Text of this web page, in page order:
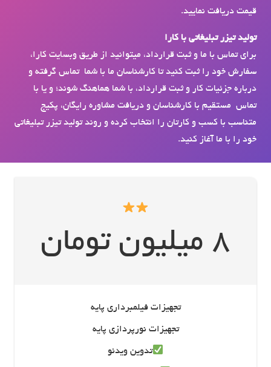
قیمت دریافت نمایید.
تولید تیزر تبلیغاتی با کارا
برای تماس با ما و ثبت قرارداد، می­توانید از طریق وبسایت کارا،
سفارش خود را ثبت کنید تا کارشناسان ما با شما تماس گرفته و
درباره جزئیات کار و ثبت قرارداد، با شما هماهنگ شوند؛ و یا با
تماس مستقیم با کارشناسان و دریافت مشاوره رایگان، پکیج
متناسب با کسب و کارتان را انتخاب کرده و روند تولید تیزر تبلیغاتی
خود را با ما آغاز کنید.
8 میلیون تومان
تجهیزات فیلمبرداری پایه
تجهیزات نورپردازی پایه
تدوین ویدئو